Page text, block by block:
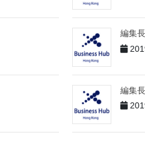
編集
編集